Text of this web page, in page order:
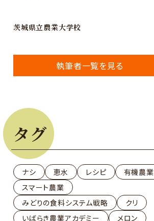
茨城県立農業大学校
執筆者一覧を見る
タグ
ナシ 恵水 レシピ
有機農業
スマート農業
みどりの食料システム戦略
クリ
いばらき農業アカデミー
メロン